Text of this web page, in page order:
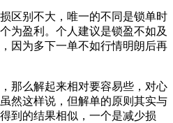
区别不大，唯一的不同是锁单时
为盈利。个人建议是锁盈不如及
因为多下一单不如行情明朗后再
那么解起来相对要容易些，对心
然这样说，但解单的原则其实与
到的结果相似，一个是减少损